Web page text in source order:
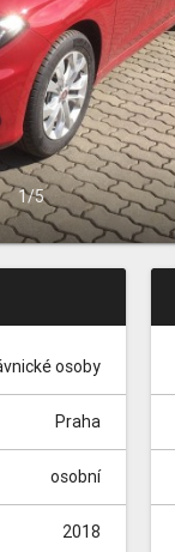
1/5
osoby
Praha
osobní
2018